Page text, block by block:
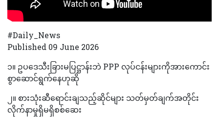
#Daily_News
Published 09 June 2026
၁။‌ ဥပဒေသီးခြားမပြဋ္ဌာန်းဘဲ PPP လုပ်ငန်းများကိုအားကောင်း
စွာဆောင်ရွက်နေဟုဆို
‌‎၂။ ‌‌‌‌စားသုံးဆီရောင်းချသည့်ဆိုင်များ သတ်မှတ်ချက်အတိုင်း
လိုက်နာမှုရှိမရှိစစ်ဆေး